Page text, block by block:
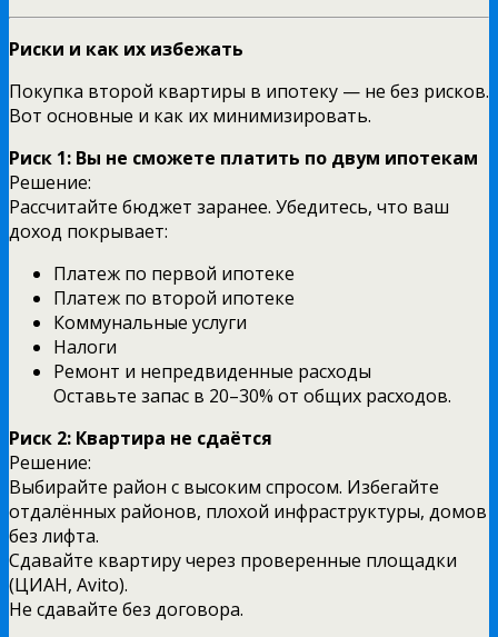
Риски и как их избежать
Покупка второй квартиры в ипотеку — не без рисков.
Вот основные и как их минимизировать.
Риск 1: Вы не сможете платить по двум ипотекам
Решение:
Рассчитайте бюджет заранее. Убедитесь, что ваш
доход покрывает:
Платеж по первой ипотеке
Платеж по второй ипотеке
Коммунальные услуги
Налоги
Ремонт и непредвиденные расходы
Оставьте запас в 20–30% от общих расходов.
Риск 2: Квартира не сдаётся
Решение:
Выбирайте район с высоким спросом. Избегайте
отдалённых районов, плохой инфраструктуры, домов
без лифта.
Сдавайте квартиру через проверенные площадки
(ЦИАН, Avito).
Не сдавайте без договора.